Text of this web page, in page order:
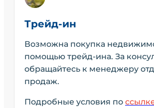
Трейд-ин
Возможна покупка
помощью трейд-ина. За
обращайтесь к менеджеру
продаж.
Подробные условия по